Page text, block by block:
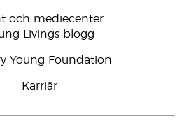
och mediecenter
Livings blogg
Young Foundation
Karriär